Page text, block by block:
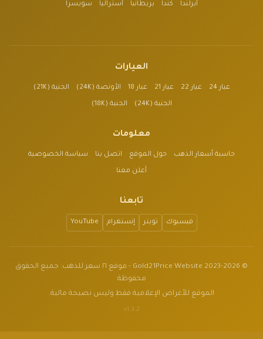
أيرلندا كندا بريطانيا أستراليا سويسرا
العيارات
عيار 24 عيار 22 عيار 21 عيار 18 الأونصة (24K) الجنية (21K)
الجنية (24K) الجنية (18K)
معلومات
حاسبة أسعار الذهب حول الموقع اتصل بنا سياسة الخصوصية
أعلن معنا
تابعنا
فيسبوك تويتر إنستغرام YouTube
© 2023-2026 Gold21Price Website - موقع ٢١ سعر للذهب. جميع الحقوق
محفوظة
الموقع للأغراض الإعلامية فقط وليس نصيحة مالية.
v1.3.2